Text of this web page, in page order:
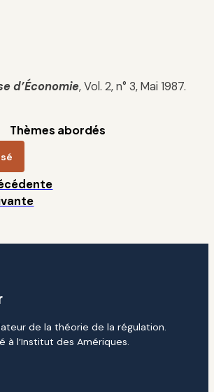
d’Économie, Vol. 2, n° 3, Mai 1987.
Thèmes abordés
de la théorie de la régulation.
à l’Institut des Amériques.